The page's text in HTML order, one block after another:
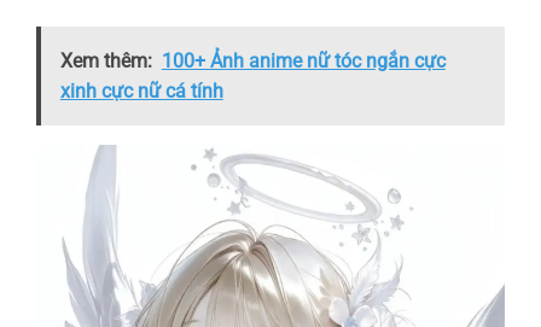
Xem thêm: 100+ Ảnh anime nữ tóc ngắn cực
xinh cực nữ cá tính